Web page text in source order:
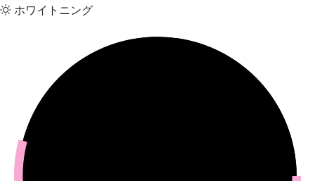
ホワイトニング